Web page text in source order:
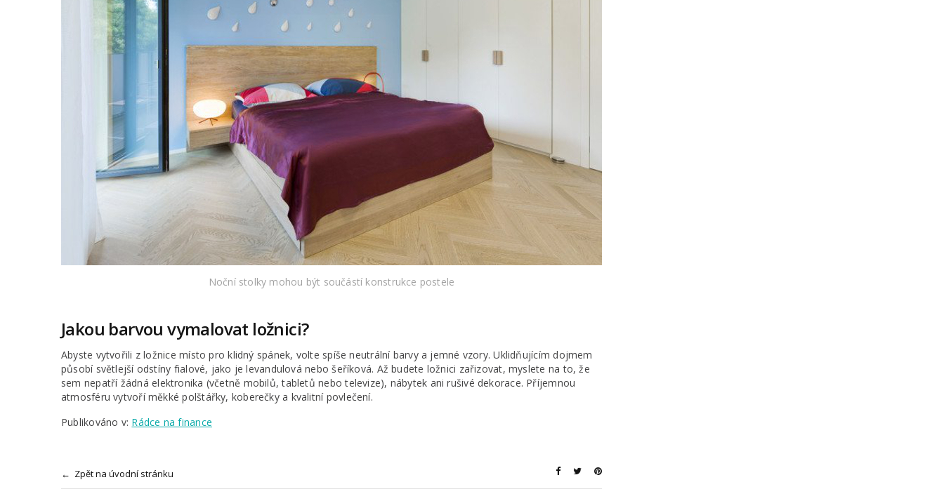
Noční stolky mohou být součástí konstrukce postele
Jakou barvou vymalovat ložnici?
Abyste vytvořili z ložnice místo pro klidný spánek, volte spíše neutrální barvy a jemné vzory. Uklidňujícím dojmem
působí světlejší odstíny fialové, jako je levandulová nebo šeříková. Až budete ložnici zařizovat, myslete na to, že
sem nepatří žádná elektronika (včetně mobilů, tabletů nebo televize), nábytek ani rušivé dekorace. Příjemnou
atmosféru vytvoří měkké polštářky, koberečky a kvalitní povlečení.
Publikováno v: Rádce na finance
← Zpět na úvodní stránku